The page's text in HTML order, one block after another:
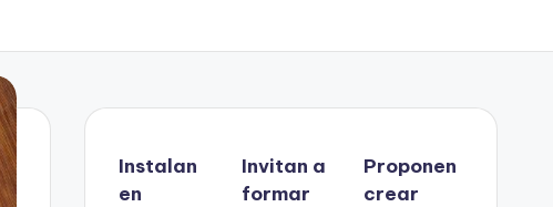
Instalan
en
Invitan a
formar
Proponen
crear